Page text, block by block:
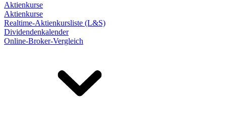
Aktienkurse
Aktienkurse
Realtime-Aktienkursliste (L&S)
Dividendenkalender
Online-Broker-Vergleich